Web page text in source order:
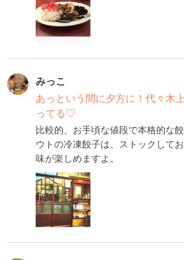
みっこ
あっという間に夕方に！代々木
ってる♡
比較的、お手頃な値段で本格的な
ウトの冷凍餃子は、ストックして
味が楽しめますよ。